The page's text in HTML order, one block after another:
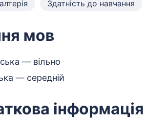
Здатність до навчання
мов
— вільно
— середній
інформація